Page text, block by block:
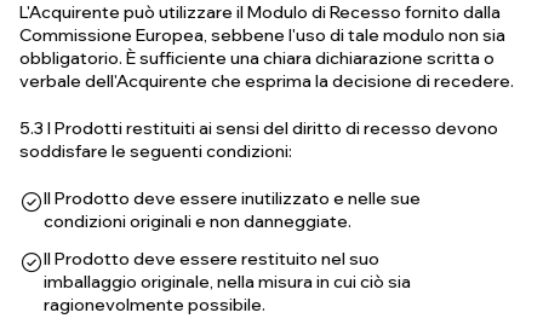
L'Acquirente può utilizzare il Modulo di Recesso fornito dalla
Commissione Europea, sebbene l'uso di tale modulo non sia
obbligatorio. È sufficiente una chiara dichiarazione scritta o
verbale dell'Acquirente che esprima la decisione di recedere.
5.3 I Prodotti restituiti ai sensi del diritto di recesso devono
soddisfare le seguenti condizioni:
Il Prodotto deve essere inutilizzato e nelle sue
condizioni originali e non danneggiate.
Il Prodotto deve essere restituito nel suo
imballaggio originale, nella misura in cui ciò sia
ragionevolmente possibile.